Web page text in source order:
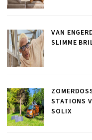
VAN
SLIMME
STATIONS
SOLIX